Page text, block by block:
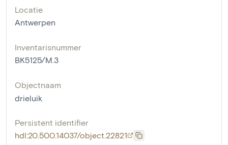
Locatie
Antwerpen
Inventarisnummer
BK5125/M.3
Objectnaam
drieluik
Persistent identifier
hdl:20.500.14037/object.22821